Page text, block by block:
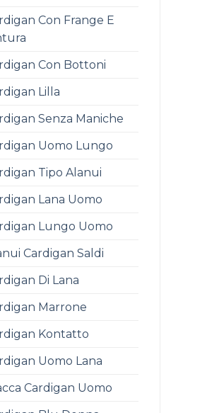
Con Frange E
Con Bottoni
Lilla
Senza Maniche
Uomo Lungo
Tipo Alanui
Lana Uomo
Lungo Uomo
Cardigan Saldi
Di Lana
Marrone
Kontatto
Uomo Lana
Cardigan Uomo